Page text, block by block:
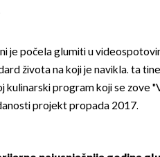
je počela glumiti u
života na koji je navikla. ta
kulinarski program koji se zove
projekt propada 2017.